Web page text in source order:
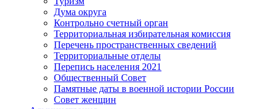
Дума округа
Контрольно счетный орган
Территориальная избирательная комиссия
Перечень пространственных сведений
Территориальные отделы
Перепись населения 2021
Общественный Совет
Памятные даты в военной истории России
Совет женщин